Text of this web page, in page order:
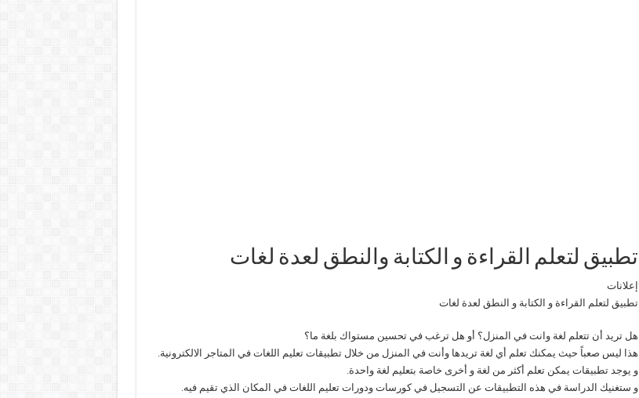
تطبيق لتعلم القراءة و الكتابة والنطق لعدة لغات
إعلانات
تطبيق لتعلم القراءة و الكتابة و النطق لعدة لغات
هل تريد أن تتعلم لغة وانت في المنزل؟ أو هل ترغب في تحسين مستواك بلغة ما؟
هذا ليس صعباً حيث يمكنك تعلم أي لغة تريدها وأنت في المنزل من خلال تطبيقات تعليم اللغات في المتاجر الالكترونية.
و يوجد تطبيقات يمكن تعلم أكثر من لغة و أخرى خاصة بتعليم لغة واحدة.
و ستغنيك الدراسة في هذه التطبيقات عن التسجيل في كورسات ودورات تعليم اللغات في المكان الذي تقيم فيه.